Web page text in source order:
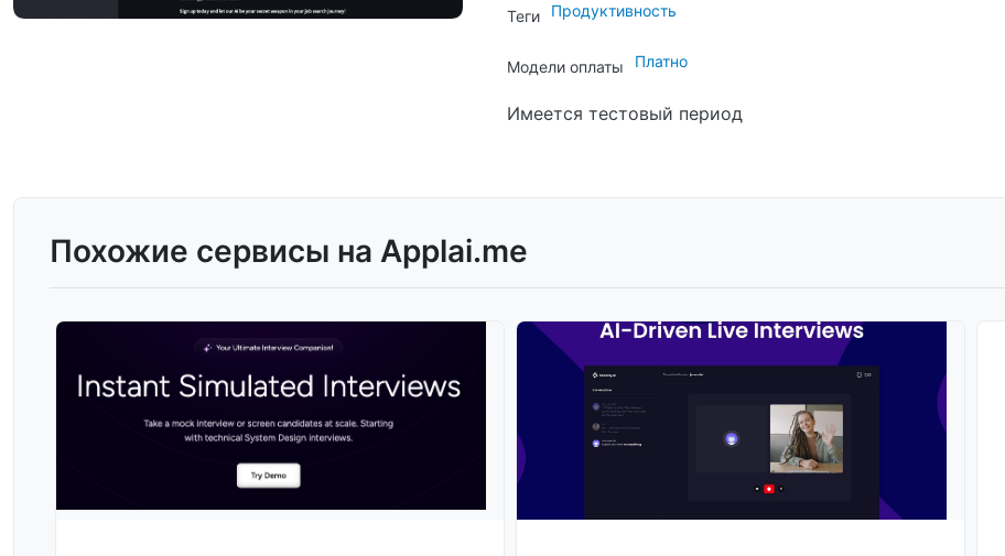
Теги Продуктивность
Модели оплаты Платно
Имеется тестовый период
Похожие сервисы на Applai.me